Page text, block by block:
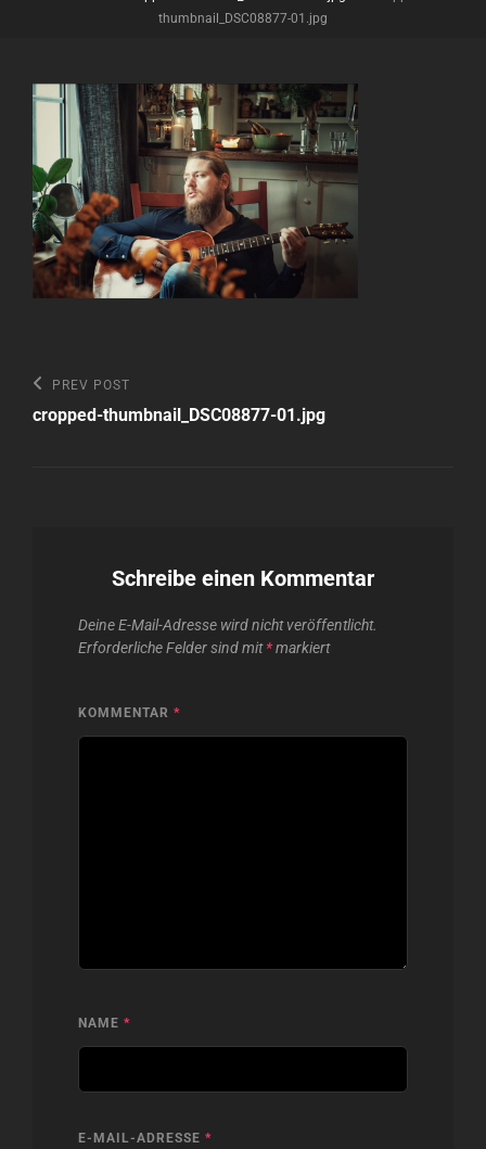
thumbnail_DSC08877-01.jpg
Beitragsnavigation
Previous
Post
PREV POST
cropped-thumbnail_DSC08877-01.jpg
Schreibe einen Kommentar
Deine E-Mail-Adresse wird nicht veröffentlicht.
Erforderliche Felder sind mit*markiert
KOMMENTAR *
NAME *
E-MAIL-ADRESSE *